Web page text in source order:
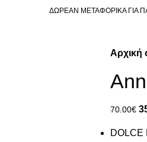
ΔΩΡΕΑΝ ΜΕΤΑΦΟΡΙΚΑ ΓΙΑ
Αρχική
70.00€
DOLCE